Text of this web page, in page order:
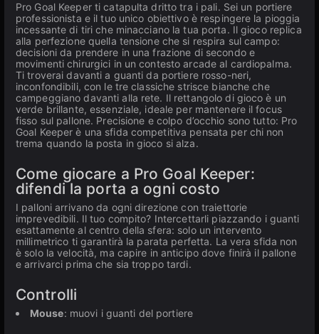
Pro Goal Keeper ti catapulta dritto tra i pali. Sei un portiere
professionista e il tuo unico obiettivo è respingere la pioggia
incessante di tiri che minacciano la tua porta. Il gioco replica
alla perfezione quella tensione che si respira sul campo:
decisioni da prendere in una frazione di secondo e
movimenti chirurgici in un contesto arcade al cardiopalma.
Ti troverai davanti a guanti da portiere rosso-neri,
inconfondibili, con le tre classiche strisce bianche che
campeggiano davanti alla rete. Il rettangolo di gioco è un
verde brillante, essenziale, ideale per mantenere il focus
fisso sul pallone. Precisione e colpo d’occhio sono tutto: Pro
Goal Keeper è una sfida competitiva pensata per chi non
trema quando la posta in gioco si alza.
Come giocare a Pro Goal Keeper:
difendi la porta a ogni costo
I palloni arrivano da ogni direzione con traiettorie
imprevedibili. Il tuo compito? Intercettarli piazzando i guanti
esattamente al centro della sfera: solo un intervento
millimetrico ti garantirà la parata perfetta. La vera sfida non
è solo la velocità, ma capire in anticipo dove finirà il pallone
e arrivarci prima che sia troppo tardi.
Controlli
Mouse: muovi i guanti del portiere